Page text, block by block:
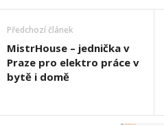
Předchozí článek
MistrHouse – jednička v
Praze pro elektro práce v
bytě i domě